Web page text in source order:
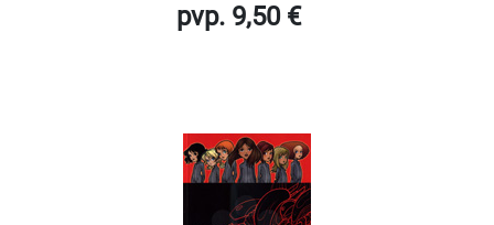
pvp. 9,50 €